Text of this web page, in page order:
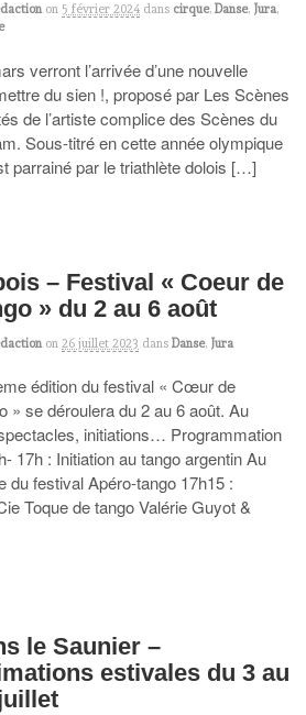
on 5 février 2024 dans cirque, Danse, Jura,
verront l’arrivée d’une nouvelle
du sien !, proposé par Les Scènes
de l’artiste complice des Scènes du
Sous-titré en cette année olympique
parrainé par le triathlète dolois […]
– Festival « Coeur de
» du 2 au 6 août
on 26 juillet 2023 dans Danse, Jura
édition du festival « Cœur de
» se déroulera du 2 au 6 août. Au
initiations… Programmation
17h : Initiation au tango argentin Au
du festival Apéro-tango 17h15 :
Toque de tango Valérie Guyot &
le Saunier –
estivales du 3 au